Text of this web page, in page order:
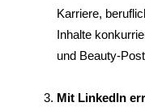
Karriere,
Inhalte
und Beauty-
Mit LinkedIn